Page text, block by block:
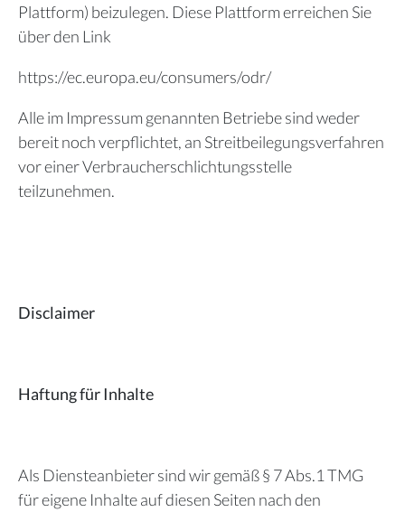
Plattform) beizulegen. Diese Plattform erreichen Sie
über den Link
https://ec.europa.eu/consumers/odr/
Alle im Impressum genannten Betriebe sind weder
bereit noch verpflichtet, an Streitbeilegungsverfahren
vor einer Verbraucherschlichtungsstelle
teilzunehmen.
Disclaimer
Haftung für Inhalte
Als Diensteanbieter sind wir gemäß § 7 Abs.1 TMG
für eigene Inhalte auf diesen Seiten nach den